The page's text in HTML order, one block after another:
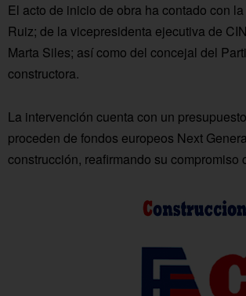
El acto de inicio de obra ha contado con
Ruiz; de la vicepresidenta ejecutiva de
Marta Siles; así como del concejal del
constructora.
La intervención cuenta con un
proceden de fondos europeos Next
construcción, reafirmando su